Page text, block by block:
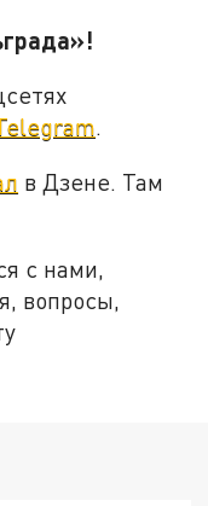
.
в Дзене. Там
с нами,
вопросы,